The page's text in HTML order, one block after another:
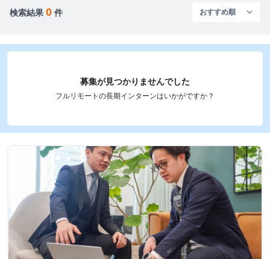
検索結果 0 件
募集が見つかりませんでした
フルリモートの長期インターンはいかがですか？